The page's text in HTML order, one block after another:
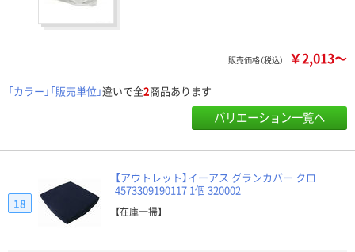
販売価格（税込） ￥2,013～
「カラー」「販売単位」違いで全2商品あります
バリエーション一覧へ
【アウトレット】イーアス グランカバー クロ
4573309190117 1個 320002
【在庫一掃】
18